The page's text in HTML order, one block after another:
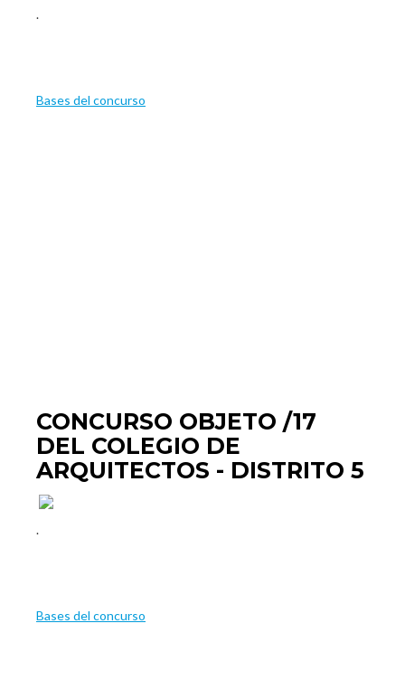
.
Bases del concurso
CONCURSO OBJETO /17
DEL COLEGIO DE
ARQUITECTOS - DISTRITO 5
.
Bases del concurso